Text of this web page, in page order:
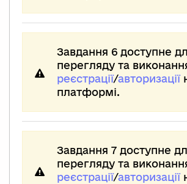
Завдання 6 доступне
перегляду та
реєстрації/авторизації
платформі.
Завдання 7 доступне
перегляду та
реєстрації/авторизації